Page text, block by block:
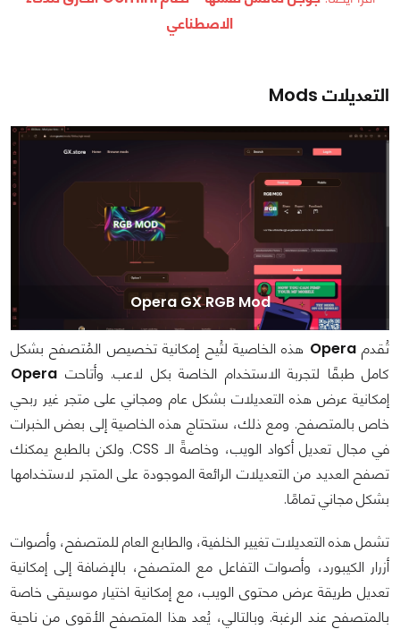
الاصطناعي
التعديلات Mods
Opera GX RGB Mod
تُقدمOpera هذه الخاصية لتُيح إمكانية تخصيص المُتصفح بشكل
كامل طبقًا لتجربة الاستخدام الخاصة بكل لاعب. وأتاحت Opera
إمكانية عرض هذه التعديلات بشكل عام ومجاني على متجر غير ربحي
خاص بالمتصفح. ومع ذلك، ستحتاج هذه الخاصية إلى بعض الخبرات
في مجال تعديل أكواد الويب، وخاصةً الـ CSS. ولكن بالطبع يمكنك
تصفح العديد من التعديلات الرائعة الموجودة على المتجر لاستخدامها
بشكل مجاني تمامًا.
تشمل هذه التعديلات تغيير الخلفية، والطابع العام للمتصفح، وأصوات
أزرار الكيبورد، وأصوات التفاعل مع المتصفح، بالإضافة إلى إمكانية
تعديل طريقة عرض محتوى الويب، مع إمكانية اختيار موسيقى خاصة
بالمتصفح عند الرغبة. وبالتالي، يُعد هذا المتصفح الأقوى من ناحية